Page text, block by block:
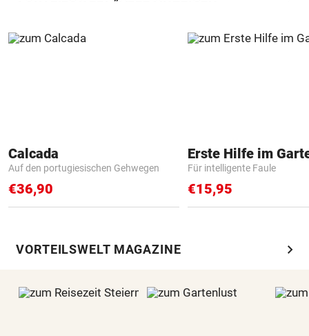
Calcada
Auf den portugiesischen Gehwegen
€36,90
Erste Hilfe im
Für intelligente Faule
€15,95
VORTEILSWELT MAGAZINE chevron_right